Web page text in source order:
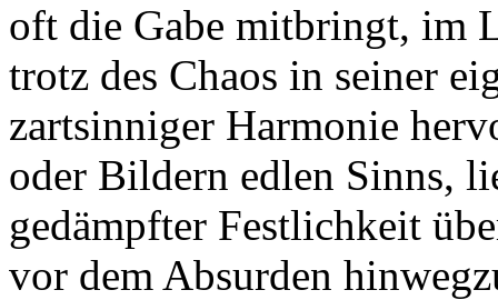
oft die Gabe mitbringt, im
trotz des Chaos in seiner
zartsinniger Harmonie
oder Bildern edlen Sinns,
gedämpfter Festlichkeit
vor dem Absurden